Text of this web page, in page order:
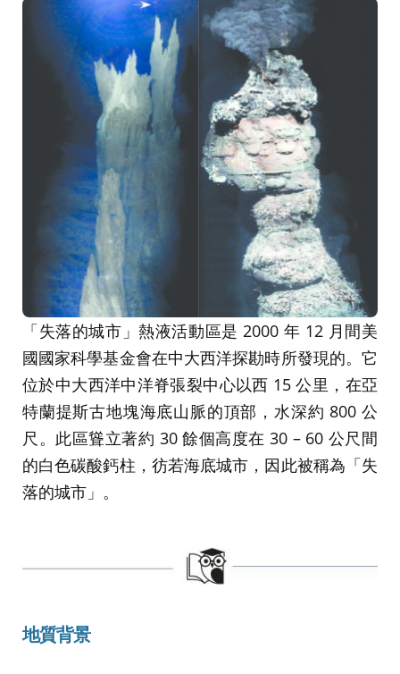
「失落的城市」熱液活動區是 2000 年 12 月間美
國國家科學基金會在中大西洋探勘時所發現的。它
位於中大西洋中洋脊張裂中心以西 15 公里，在亞
特蘭提斯古地塊海底山脈的頂部，水深約 800 公
尺。此區聳立著約 30 餘個高度在 30 – 60 公尺間
的白色碳酸鈣柱，彷若海底城市，因此被稱為「失
落的城市」。
地質背景